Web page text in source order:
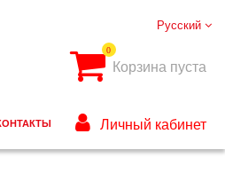
Русский
0
Корзина пуста
Личный кабинет